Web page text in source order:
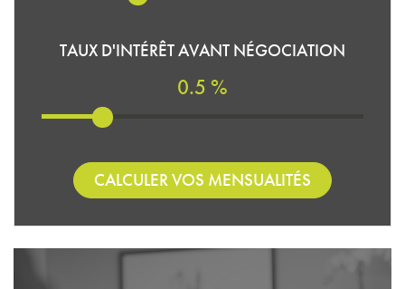
TAUX D'INTÉRÊT AVANT NÉGOCIATION
0.5 %
CALCULER VOS MENSUALITÉS